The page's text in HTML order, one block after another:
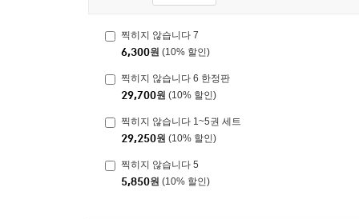
찍히지 않습니다 7
6,300원 (10% 할인)
찍히지 않습니다 6 한정판
29,700원 (10% 할인)
찍히지 않습니다 1~5권 세트
29,250원 (10% 할인)
찍히지 않습니다 5
5,850원 (10% 할인)